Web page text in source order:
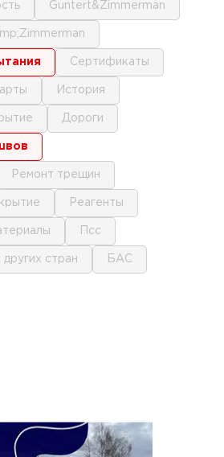
Guntert&Zimmerman
сертификаты
история
дороги
ремонт трещин
реагенты
псс
других стран БАС